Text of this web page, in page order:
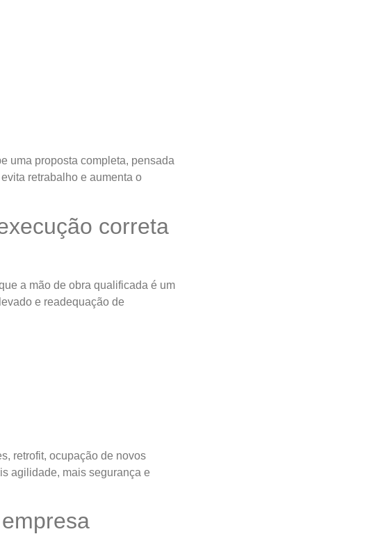
uma proposta completa, pensada
retrabalho e aumenta o
correta
a mão de obra qualificada é um
e readequação de
retrofit, ocupação de novos
agilidade, mais segurança e